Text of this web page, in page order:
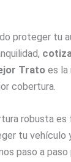
proteger tu
Tratoes la
cobertura.
robusta es
tu vehículo
paso a